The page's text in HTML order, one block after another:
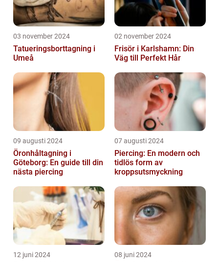
03 november 2024
Tatueringsborttagning i
Umeå
02 november 2024
Frisör i Karlshamn: Din
Väg till Perfekt Hår
09 augusti 2024
Öronhåltagning i
Göteborg: En guide till din
nästa piercing
07 augusti 2024
Piercing: En modern och
tidlös form av
kroppsutsmyckning
12 juni 2024 08 juni 2024